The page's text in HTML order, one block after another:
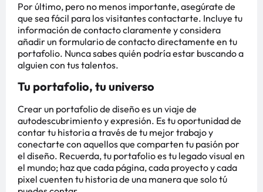
Por último, pero no menos importante, asegúrate de
que sea fácil para los visitantes contactarte. Incluye tu
información de contacto claramente y considera
añadir un formulario de contacto directamente en tu
portafolio. Nunca sabes quién podría estar buscando a
alguien con tus talentos.
Tu portafolio, tu universo
Crear un portafolio de diseño es un viaje de
autodescubrimiento y expresión. Es tu oportunidad de
contar tu historia a través de tu mejor trabajo y
conectarte con aquellos que comparten tu pasión por
el diseño. Recuerda, tu portafolio es tu legado visual en
el mundo; haz que cada página, cada proyecto y cada
pixel cuenten tu historia de una manera que solo tú